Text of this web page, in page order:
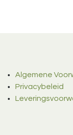
Algemene
Privacybeleid